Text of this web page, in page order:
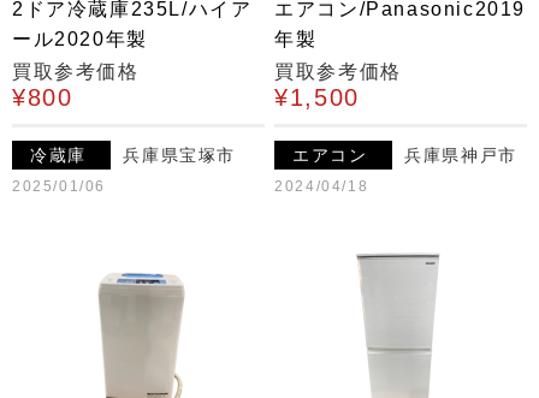
2ドア冷蔵庫235L/ハイア
ール2020年製
買取参考価格
¥800
冷蔵庫 兵庫県宝塚市
2025/01/06
エアコン/Panasonic2019
年製
買取参考価格
¥1,500
エアコン 兵庫県神戸市
2024/04/18